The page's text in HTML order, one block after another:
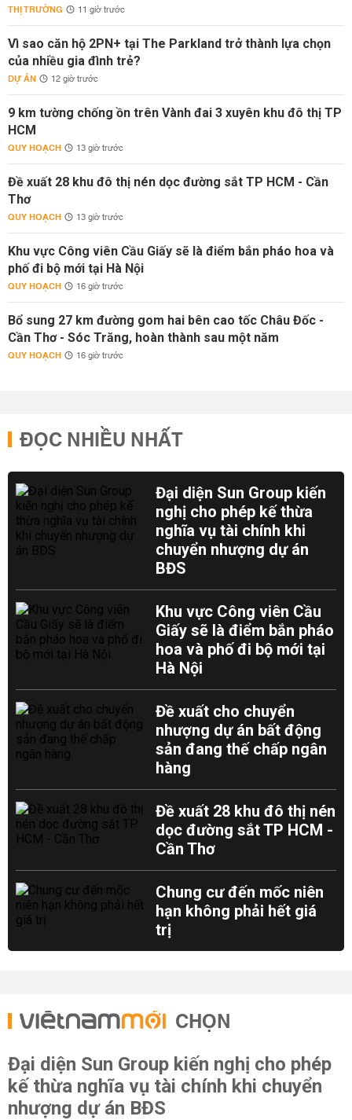
THỊ TRƯỜNG 11 giờ trước
Vì sao căn hộ 2PN+ tại The Parkland trở thành lựa chọn
của nhiều gia đình trẻ?
DỰ ÁN 12 giờ trước
9 km tường chống ồn trên Vành đai 3 xuyên khu đô thị TP
HCM
QUY HOẠCH 13 giờ trước
Đề xuất 28 khu đô thị nén dọc đường sắt TP HCM - Cần
Thơ
QUY HOẠCH 13 giờ trước
Khu vực Công viên Cầu Giấy sẽ là điểm bắn pháo hoa và
phố đi bộ mới tại Hà Nội
QUY HOẠCH 16 giờ trước
Bổ sung 27 km đường gom hai bên cao tốc Châu Đốc -
Cần Thơ - Sóc Trăng, hoàn thành sau một năm
QUY HOẠCH 16 giờ trước
ĐỌC NHIỀU NHẤT
Đại diện Sun Group kiến
nghị cho phép kế thừa
nghĩa vụ tài chính khi
chuyển nhượng dự án
BĐS
Khu vực Công viên Cầu
Giấy sẽ là điểm bắn pháo
hoa và phố đi bộ mới tại
Hà Nội
Đề xuất cho chuyển
nhượng dự án bất động
sản đang thế chấp ngân
hàng
Đề xuất 28 khu đô thị nén
dọc đường sắt TP HCM -
Cần Thơ
Chung cư đến mốc niên
hạn không phải hết giá
trị
CHỌN
Đại diện Sun Group kiến nghị cho phép
kế thừa nghĩa vụ tài chính khi chuyển
nhượng dự án BĐS